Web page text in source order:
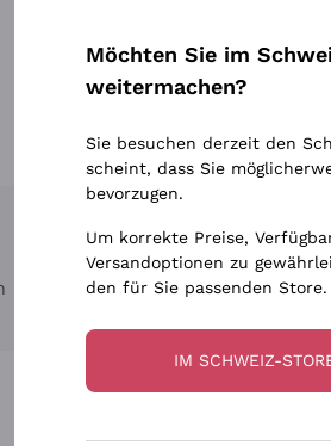
Sulfite
Biondi Santi
Argiolas
Zenato
Ca' dei Frati
Weitere Informationen finden Sie in unserem
Möchten Sie im
weitermachen?
Sie besuchen derzeit den
scheint, dass Sie
bevorzugen.
Um korrekte Preise,
Versandoptionen zu
den für Sie passenden Store.
IM SCHWEIZ-